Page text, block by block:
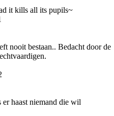
it kills all its pupils~
nooit bestaan.. Bedacht door de
haast niemand die wil